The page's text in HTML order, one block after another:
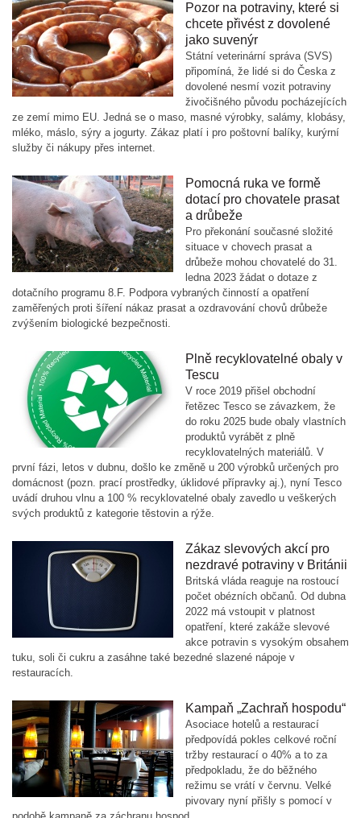
Pozor na potraviny, které si
chcete přivést z dovolené
jako suvenýr
Státní veterinární správa (SVS)
připomíná, že lidé si do Česka z
dovolené nesmí vozit potraviny
živočišného původu pocházejících
ze zemí mimo EU. Jedná se o maso, masné výrobky, salámy, klobásy,
mléko, máslo, sýry a jogurty. Zákaz platí i pro poštovní balíky, kurýrní
služby či nákupy přes internet.
Pomocná ruka ve formě
dotací pro chovatele prasat
a drůbeže
Pro překonání současné složité
situace v chovech prasat a
drůbeže mohou chovatelé do 31.
ledna 2023 žádat o dotaze z
dotačního programu 8.F. Podpora vybraných činností a opatření
zaměřených proti šíření nákaz prasat a ozdravování chovů drůbeže
zvýšením biologické bezpečnosti.
Plně recyklovatelné obaly v
Tescu
V roce 2019 přišel obchodní
řetězec Tesco se závazkem, že
do roku 2025 bude obaly vlastních
produktů vyrábět z plně
recyklovatelných materiálů. V
první fázi, letos v dubnu, došlo ke změně u 200 výrobků určených pro
domácnost (pozn. prací prostředky, úklidové přípravky aj.), nyní Tesco
uvádí druhou vlnu a 100 % recyklovatelné obaly zavedlo u veškerých
svých produktů z kategorie těstovin a rýže.
Zákaz slevových akcí pro
nezdravé potraviny v Británii
Britská vláda reaguje na rostoucí
počet obézních občanů. Od dubna
2022 má vstoupit v platnost
opatření, které zakáže slevové
akce potravin s vysokým obsahem
tuku, soli či cukru a zasáhne také bezedné slazené nápoje v
restauracích.
Kampaň „Zachraň hospodu“
Asociace hotelů a restaurací
předpovídá pokles celkové roční
tržby restaurací o 40% a to za
předpokladu, že do běžného
režimu se vrátí v červnu. Velké
pivovary nyní přišly s pomocí v